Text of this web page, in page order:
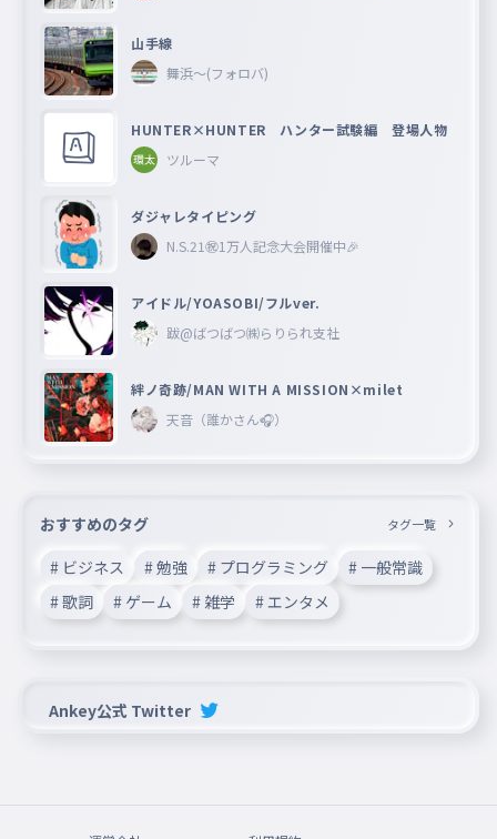
山手線
舞浜〜(フォロバ)
HUNTER×HUNTER ハンター試験編 登場人物
ツルーマ
ダジャレタイピング
N.S.21㊗︎1万人記念大会開催中🎉
アイドル/YOASOBI/フルver.
跋@ばつばつ㈱らりられ支社
絆ノ奇跡/MAN WITH A MISSION×milet
天音（誰かさん🎧）
おすすめのタグ タグ一覧
# ビジネス # 勉強 # プログラミング
# 一般常識
# 歌詞
# ゲーム # 雑学 # エンタメ
Ankey公式 Twitter